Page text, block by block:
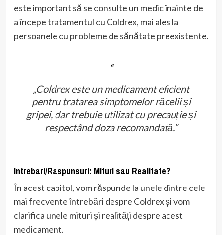
este important să se consulte un medic înainte de
a începe tratamentul cu Coldrex, mai ales la
persoanele cu probleme de sănătate preexistente.
„Coldrex este un medicament eficient
pentru tratarea simptomelor răcelii și
gripei, dar trebuie utilizat cu precauție și
respectând doza recomandată.”
Intrebari/Raspunsuri: Mituri sau Realitate?
În acest capitol, vom răspunde la unele dintre cele
mai frecvente întrebări despre Coldrex și vom
clarifica unele mituri și realități despre acest
medicament.